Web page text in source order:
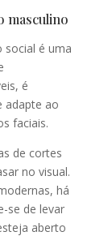
masculino
social é uma
é
adapte ao
faciais.
de cortes
no visual.
há
se de levar
aberto